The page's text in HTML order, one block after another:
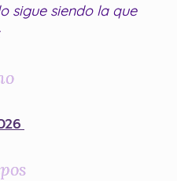
sigue siendo la que